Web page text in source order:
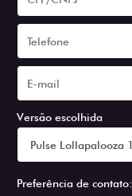
Versão escolhida
Preferência de contato: